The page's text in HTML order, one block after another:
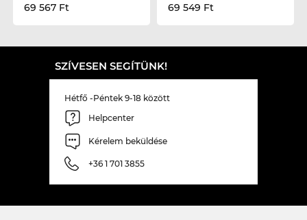
69 567 Ft 69 549 Ft
SZÍVESEN SEGÍTÜNK!
Hétfő -Péntek 9-18 között
Helpcenter
Kérelem beküldése
+36 1 701 3855